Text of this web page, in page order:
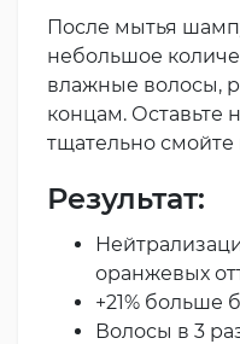
После мытья
небольшое
влажные волосы,
концам. Оставьте
тщательно смойте
Результат:
оранжевых
+21% больше
Волосы в 3